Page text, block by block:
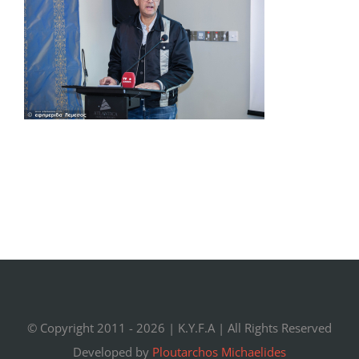
© Copyright 2011 - 2026 | K.Y.F.A| All Rights Reserved
Developed by Ploutarchos Michaelides